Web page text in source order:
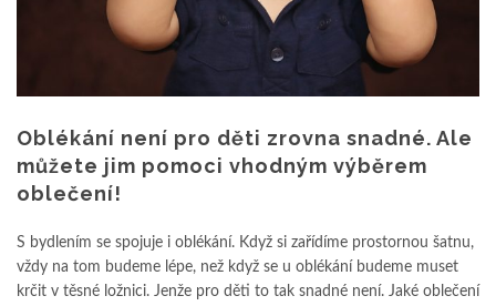
Oblékání není pro děti zrovna snadné. Ale
můžete jim pomoci vhodným výběrem
oblečení!
S bydlením se spojuje i oblékání. Když si zařídíme prostornou šatnu,
vždy na tom budeme lépe, než když se u oblékání budeme muset
krčit v těsné ložnici. Jenže pro děti to tak snadné není. Jaké oblečení